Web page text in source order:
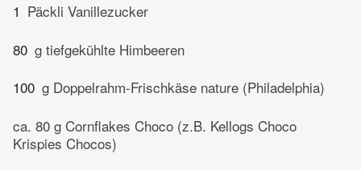
1 Päckli Vanillezucker
80 g tiefgekühlte Himbeeren
100 g Doppelrahm-Frischkäse nature (Philadelphia)
ca. 80 g Cornflakes Choco (z.B. Kellogs Choco
Krispies Chocos)